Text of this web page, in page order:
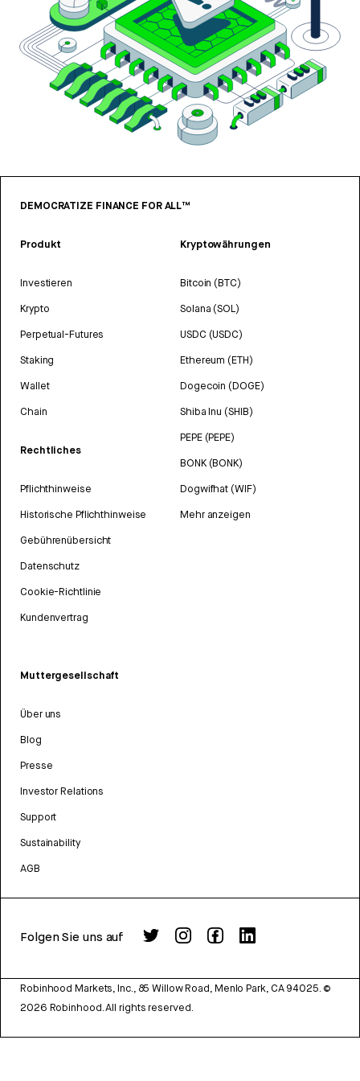
DEMOCRATIZE FINANCE FOR ALL™
Produkt
Investieren
Krypto
Perpetual-Futures
Staking
Wallet
Chain
Rechtliches
Pflichthinweise
Historische Pflichthinweise
Gebührenübersicht
Datenschutz
Cookie-Richtlinie
Kundenvertrag
Kryptowährungen
Bitcoin (BTC)
Solana (SOL)
USDC (USDC)
Ethereum (ETH)
Dogecoin (DOGE)
Shiba Inu (SHIB)
PEPE (PEPE)
BONK (BONK)
Dogwifhat (WIF)
Mehr anzeigen
Muttergesellschaft
Über uns
Blog
Presse
Investor Relations
Support
Sustainability
AGB
Folgen Sie uns auf
Robinhood Markets, Inc., 85 Willow Road, Menlo Park, CA 94025. ©
2026 Robinhood. All rights reserved.